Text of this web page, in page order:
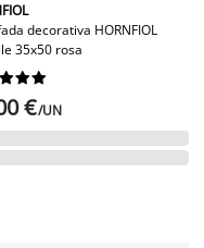
decorativa HORNFIOL
35x50 rosa




€/UN